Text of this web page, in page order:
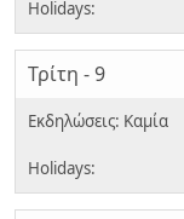
Τρίτη - 9